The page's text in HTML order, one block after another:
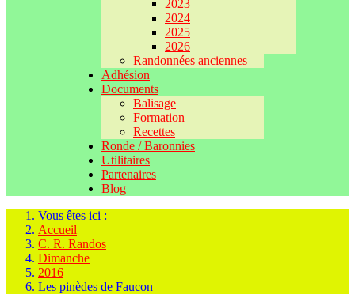
2023
2024
2025
2026
Randonnées anciennes
Adhésion
Documents
Balisage
Formation
Recettes
Ronde / Baronnies
Utilitaires
Partenaires
Blog
Vous êtes ici :
Accueil
C. R. Randos
Dimanche
2016
Les pinèdes de Faucon